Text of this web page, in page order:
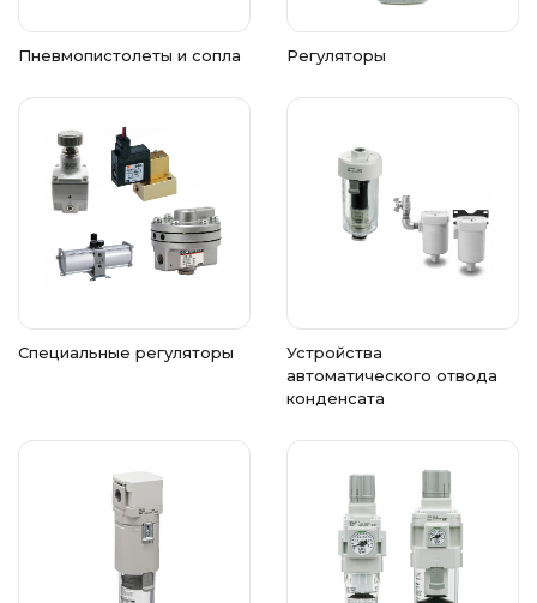
Пневмопистолеты и сопла Регуляторы
Специальные регуляторы
Устройства
автоматического отвода
конденсата